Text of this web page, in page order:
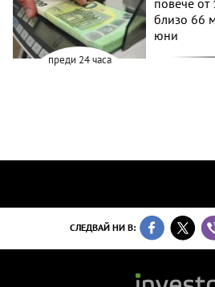
преди 24 часа
близо 66
юни
СЛЕДВАЙ НИ В: